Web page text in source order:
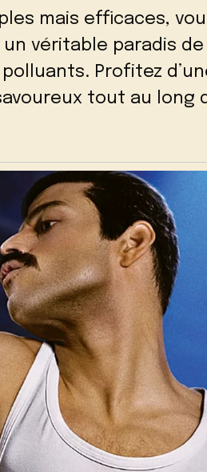
mais efficaces,
véritable paradis
Profitez
tout au long